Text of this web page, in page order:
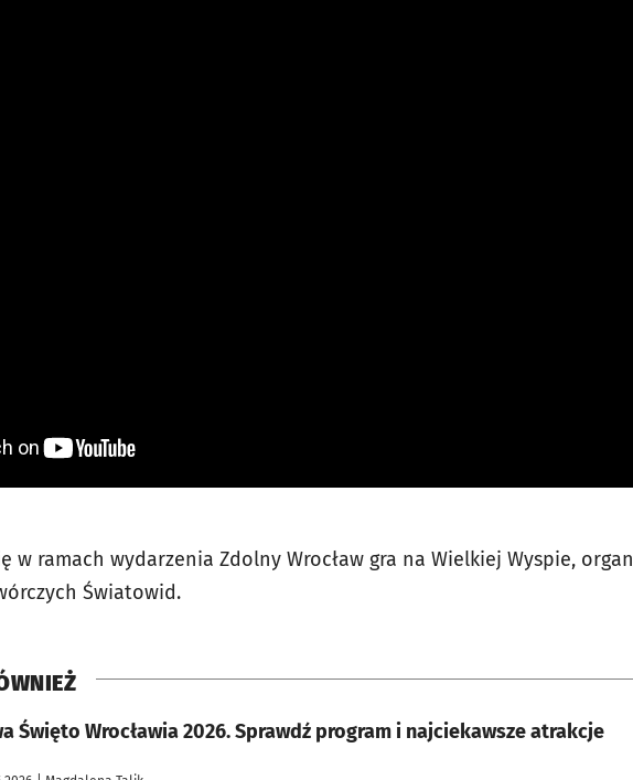
w ramach wydarzenia Zdolny Wrocław gra na Wielkiej Wyspie,
Światowid.
Święto Wrocławia 2026. Sprawdź program i najciekawsze atrakcje